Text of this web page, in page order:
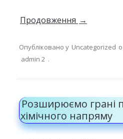
Продовження →
Опубліковано у Uncategorized о
admin 2 .
Розширюємо грані
хімічного напряму